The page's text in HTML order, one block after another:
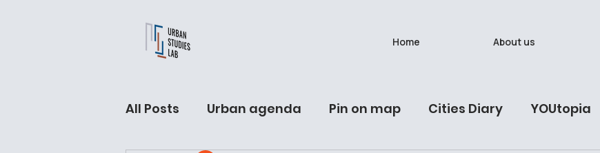
Home About us
All Posts Urban agenda Pin on map Cities Diary YOUtopia